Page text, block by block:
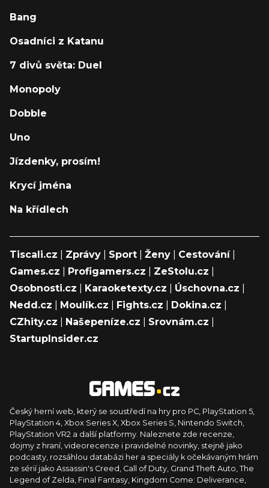
Bang
Osadníci z Katanu
7 divů světa: Duel
Monopoly
Dobble
Uno
Jízdenky, prosím!
Krycí jména
Na křídlech
Tiscali.cz Zprávy Sport Ženy Cestování|
Games.cz
Profigamers.cz ZeStolu.cz
Osobnosti.cz
Karaoketexty.cz Úschovna.cz
Nedd.cz
Moulík.cz Fights.cz Dokina.cz
CZhity.cz
Našepeníze.cz Srovnám.cz
StartupInsider.cz
Český herní web, který se soustředí na hry pro PC, PlayStation 5,
PlayStation 4, Xbox Series X, Xbox Series S, Nintendo Switch,
PlayStation VR2 a další platformy. Naleznete zde recenze,
dojmy z hraní, videorecenze i pravidelné novinky, stejně jako
podcasty, rozsáhlou databázi her a speciály k očekávaným hrám
ze sérií jako Assassin's Creed, Call of Duty, Grand Theft Auto, The
Legend of Zelda, Final Fantasy, Kingdom Come: Deliverance,